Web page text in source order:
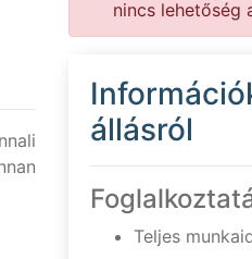
nincs lehetőség
állásról
Teljes